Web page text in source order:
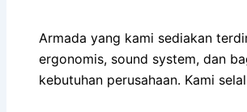
Armada yang kami sediakan
ergonomis, sound system, dan
kebutuhan perusahaan. Kami